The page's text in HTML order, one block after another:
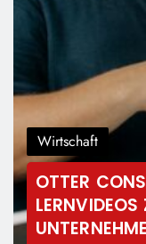
Wirtschaft
OTTER
LERNVIDEOS